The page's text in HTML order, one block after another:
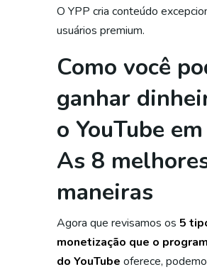
O YPP cria conteúdo
usuários premium.
Como você
ganhar
o YouTube
As 8
maneiras
Agora que revisamos os 5
monetização que o
do YouTube oferece,